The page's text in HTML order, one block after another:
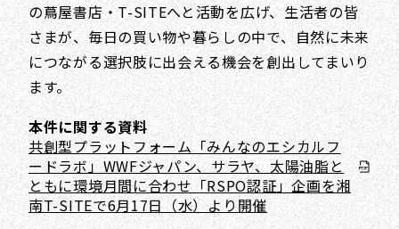
の蔦屋書店・T-SITEへと活動を広げ、生活者の皆
さまが、毎日の買い物や暮らしの中で、自然に未来
につながる選択肢に出会える機会を創出してまいり
ます。
本件に関する資料
共創型プラットフォーム「みんなのエシカルフ
ードラボ」WWFジャパン、サラヤ、太陽油脂と
ともに環境月間に合わせ「RSPO認証」企画を湘
南T-SITEで6月17日（水）より開催